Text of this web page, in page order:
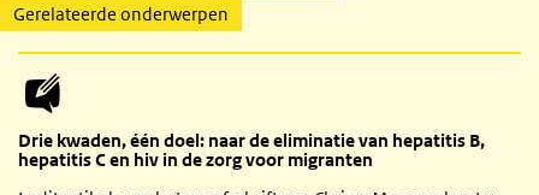
Gerelateerde onderwerpen
Drie kwaden, één doel: naar de eliminatie van hepatitis B,
hepatitis C en hiv in de zorg voor migranten